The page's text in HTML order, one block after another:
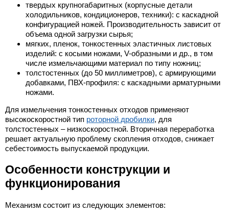
твердых крупногабаритных (корпусные детали
холодильников, кондиционеров, техники): с каскадной
конфигурацией ножей. Производительность зависит от
объема одной загрузки сырья;
мягких, пленок, тонкостенных эластичных листовых
изделий: с косыми ножами, V-образными и др., в том
числе измельчающими материал по типу ножниц;
толстостенных (до 50 миллиметров), с армирующими
добавками, ПВХ-профиля: с каскадными арматурными
ножами.
Для измельчения тонкостенных отходов применяют
высокоскоростной тип роторной дробилки, для
толстостенных – низкоскоростной. Вторичная переработка
решает актуальную проблему скопления отходов, снижает
себестоимость выпускаемой продукции.
Особенности конструкции и
функционирования
Механизм состоит из следующих элементов: